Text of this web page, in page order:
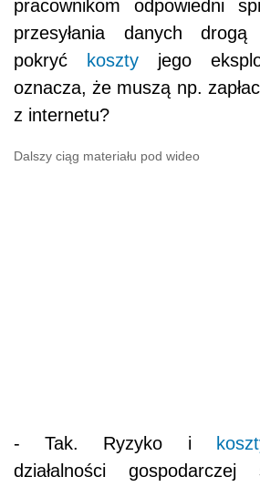
pracownikom odpowiedni
przesyłania danych
pokryć
koszty jego
oznacza, że muszą np.
z internetu?
Dalszy ciąg materiału pod wideo
- Tak. Ryzyko i
działalności